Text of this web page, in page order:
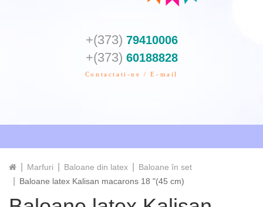
+(373) 79410006
+(373) 60188828
Contactati-ne / E-mail
Marfuri Baloane din latex
Baloane în set
Baloane latex Kalisan macarons 18 "(45 cm)